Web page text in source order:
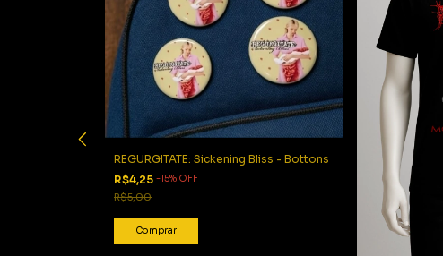
REGURGITATE: Sickening Bliss - Bottons
R$4,25 -15% OFF
R$5,00